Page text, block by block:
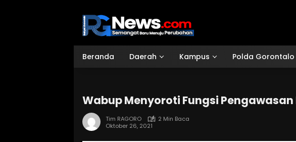
Beranda Daerah Kampus Polda Gorontalo
Wabup Menyoroti Fungsi
Tim RAGORO
2 Min Baca
Oktober 26, 2021